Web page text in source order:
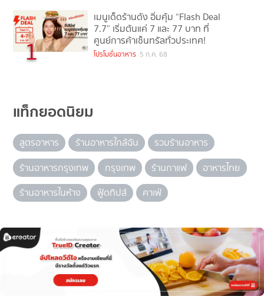
1
เมนูเด็ดร้านดัง อิ่มคุ้ม “Flash Deal
7.7” เริ่มต้นแค่ 7 และ 77 บาท ที่
ศูนย์การค้าเซ็นทรัลทั่วประเทศ!
โปรโมชั่นอาหาร 5 ก.ค. 68
แท็กยอดนิยม
สูตรอาหาร ร้านอาหารใกล้ฉัน
รวมร้านอาหาร
ร้านอาหารกรุงเทพ
กรุงเทพ ร้านกาแฟ
อาหารไทย
ร้านอาหารในห้าง
ฟู้ดทิปส์ คาเฟ่